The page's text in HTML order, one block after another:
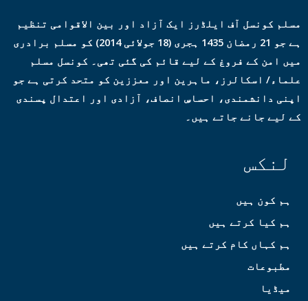
مسلم کونسل آف ایلڈرز ایک آزاد اور بین الاقوامی تنظیم
ہے جو 21 رمضان 1435 ہجری (18 جولائی 2014) کو مسلم برادری
میں امن کے فروغ کے لیے قائم کی گئی تھی۔ کونسل مسلم
علماء/ اسکالرز، ماہرین اور معززین کو متحد کرتی ہے جو
اپنی دانشمندی، احساسِ انصاف، آزادی اور اعتدال پسندی
کے لیے جانے جاتے ہیں۔
لنکس
ہم کون ہیں
ہم کیا کرتے ہیں
ہم کہاں کام کرتے ہیں
مطبوعات
میڈیا